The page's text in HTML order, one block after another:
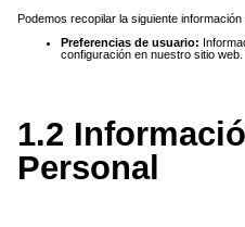
Podemos recopilar la siguiente información
Preferencias de usuario:
configuración en nuestro sitio web.
1.2
Personal